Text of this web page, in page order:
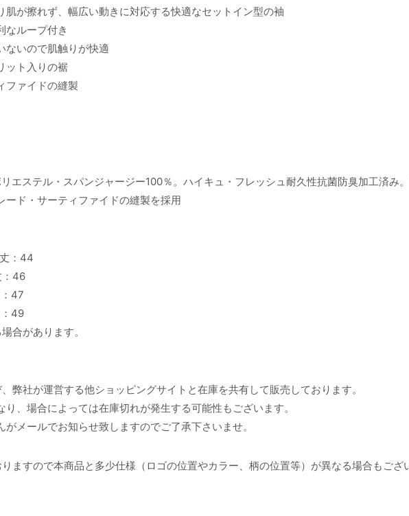
肌が擦れず、幅広い動きに対応する快適なセットイン型の袖
なループ付き
ないので肌触りが快適
ット入りの裾
ファイドの縫製
エステル・スパンジャージー100％。ハイキュ・フレッシュ耐久性抗菌防臭加工済み
ード・サーティファイドの縫製を採用
：44
：46
47
49
合があります。
弊社が運営する他ショッピングサイトと在庫を共有して販売しております。
、場合によっては在庫切れが発生する可能性もございます。
メールでお知らせ致しますのでご了承下さいませ。
ますので本商品と多少仕様（ロゴの位置やカラー、柄の位置等）が異なる場合もござ